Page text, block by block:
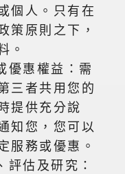
個人。只有在
策原則之下，
。
優惠權益：需
三者共用您的
提供充分說
知您，您可以
服務或優惠。
估及研究：